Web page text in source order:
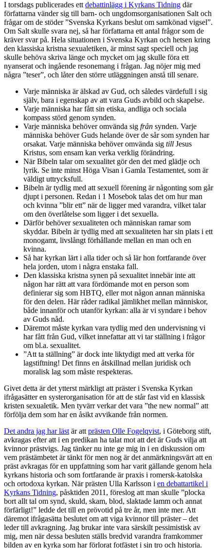
I torsdags publicerades ettdebattinlägg i Kyrkans Tidning där
författarna vänder sig till barn- och ungdomsorganisationen Salt och
frågar om de stöder ”Svenska Kyrkans beslut om samkönad vigsel”.
Om Salt skulle svara nej, så har författarna ett antal frågor som de
kräver svar på. Hela situationen i Svenska Kyrkan och hetsen kring
den klassiska kristna sexualetiken, är minst sagt speciell och jag
skulle behöva skriva länge och mycket om jag skulle föra ett
nyanserat och ingående resonemang i frågan. Jag nöjer mig med
några ”teser”, och låter den större utläggningen anstå till senare.
Varje människa är älskad av Gud, och således värdefull i sig
själv, bara i egenskap av att vara Guds avbild och skapelse.
Varje människa har fått sin etiska, andliga och sociala
kompass störd genom synden.
Varje människa behöver omvända sig från synden. Varje
människa behöver Guds helande över de sår som synden har
orsakat. Varje människa behöver omvända sig till Jesus
Kristus, som ensam kan verka verklig förändring.
När Bibeln talar om sexualitet gör den det med glädje och
lyrik. Se inte minst Höga Visan i Gamla Testamentet, som är
väldigt uttrycksfull.
Bibeln är tydlig med att sexuell förening är någonting som går
djupt i personen. Redan i 1 Mosebok talas det om hur man
och kvinna ”blir ett” när de ligger med varandra, vilket talar
om den överlåtelse som ligger i det sexuella.
Därför behöver sexualiteten och människan ramar som
skyddar. Bibeln är tydlig med att sexualiteten har sin plats i ett
monogamt, livslångt förhållande mellan en man och en
kvinna.
Så har kyrkan lärt i alla tider och så lär hon fortfarande över
hela jorden, utom i några enstaka fall.
Den klassiska kristna synen på sexualitet innebär inte att
någon har rätt att vara fördömande mot en person som
definierar sig som HBTQ, eller mot någon annan människa
för den delen. Här råder radikal jämlikhet mellan människor,
både innanför och utanför kyrkan: alla är vi syndare i behov
av Guds nåd.
Däremot måste kyrkan vara tydlig med den undervisning vi
har fått från Gud, vilket innefattar att vi tar ställning i frågor
om bl.a. sexualitet.
”Att ta ställning” är dock inte liktydigt med att verka för
lagstiftning! Det finns en åtskillnad mellan juridisk och
moralisk lag som måste respekteras.
Givet detta är det ytterst märkligt att präster i Svenska Kyrkan
ifrågasätter en systerorganisation för att de står fast vid en klassisk
kristen sexualetik. Men tyvärr verkar det vara ”the new normal” att
förfölja dem som har en åsikt avvikande från normen.
Det andra jag har lästär attprästen Olle Fogelqvist, i Göteborg stift,
avkragas efter att i en predikan ha talat mot att det är Guds vilja att
kvinnor prästvigs. Jag tänker nu inte ge mig in i en diskussion om
vem prästämbetet är tänkt för men nog är det anmärkningsvärt att en
präst avkragas för en uppfattning som har varit gällande genom hela
kyrkans historia och som fortfarande är praxis i romersk-katolska
och ortodoxa kyrkan. När prästen Ulla Karlsson i en debattartikel i
Kyrkans Tidning, påsktiden 2011, föreslog att man skulle ”plocka
bort allt tal om synd, skuld, skam, blod, slaktade lamm och annat
förfärligt!” ledde det till en prövotid på tre år, men inte mer. Att
däremot ifrågasätta beslutet om att viga kvinnor till präster – det
leder till avkragning. Jag brukar inte vara särskilt pessimistisk av
mig, men när dessa besluten ställs bredvid varandra framkommer
bilden av en kyrka som har förlorat fotfästet i sin tro och historia.